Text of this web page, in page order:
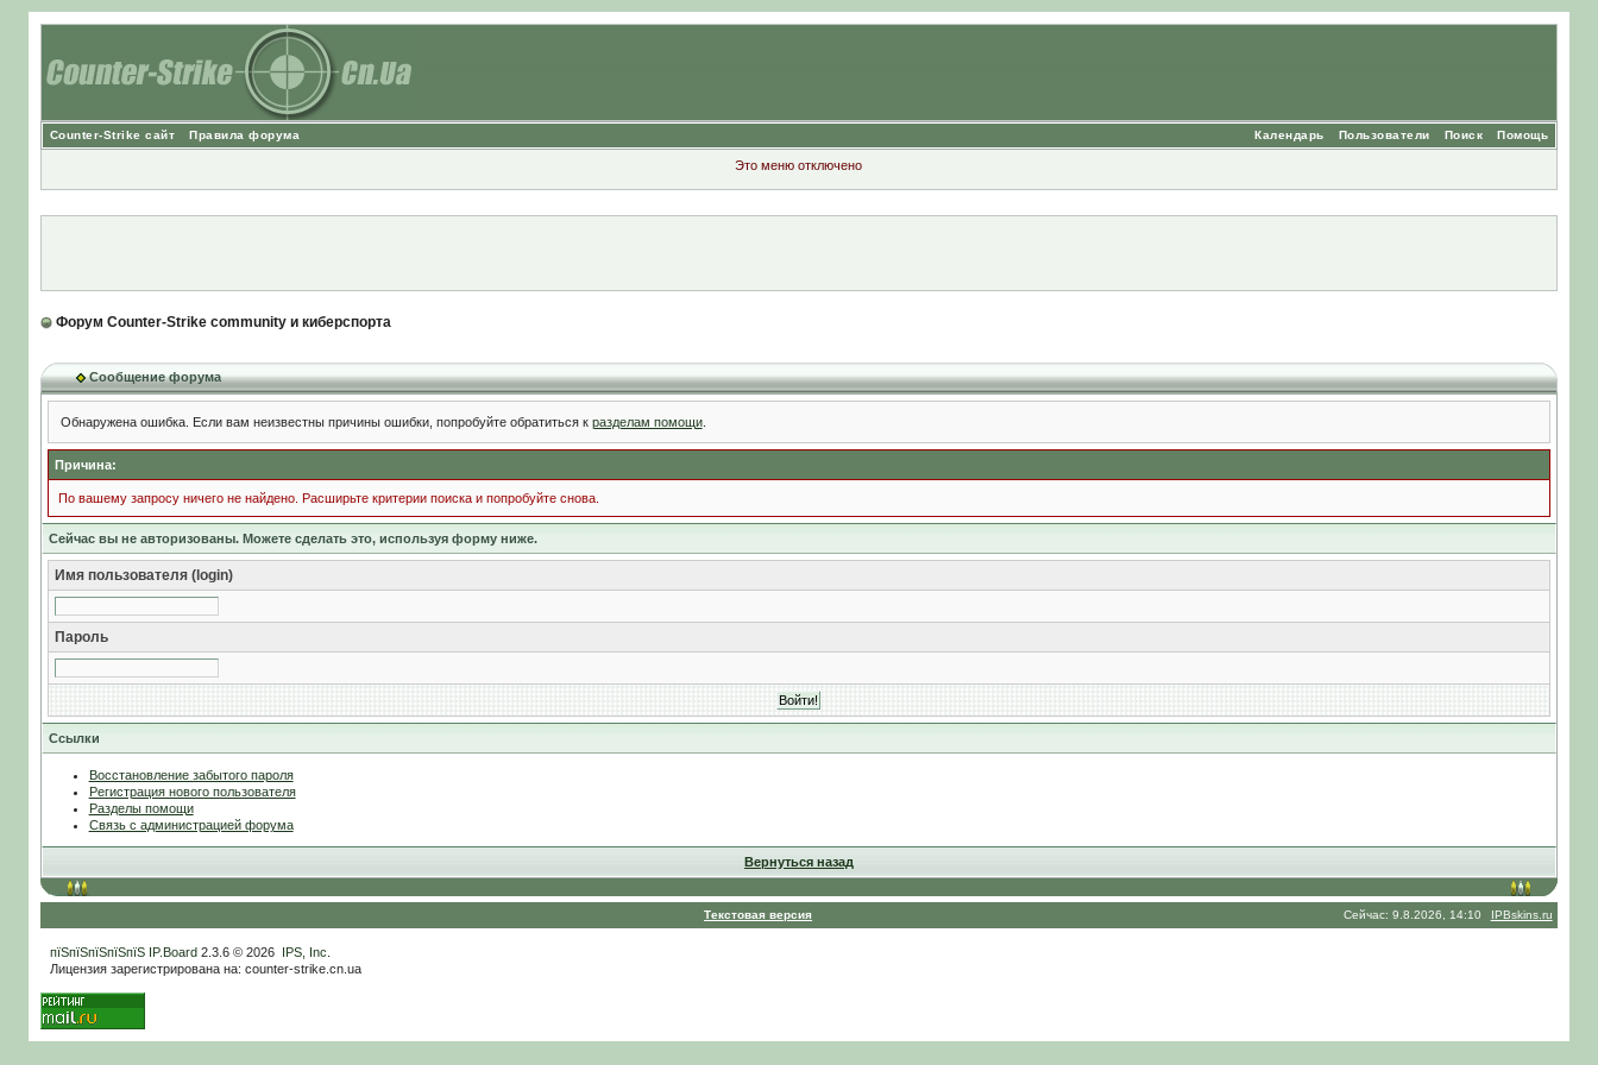
Counter-Strike сайт Правила форума Помощь
Поиск
Пользователи
Календарь
Это меню отключено
Форум Counter-Strike community и киберспорта
Сообщение форума
Обнаружена ошибка. Если вам неизвестны причины ошибки, попробуйте обратиться к разделам помощи.
Причина:
По вашему запросу ничего не найдено. Расширьте критерии поиска и попробуйте снова.
Сейчас вы не авторизованы. Можете сделать это, используя форму ниже.
Имя пользователя (login)
Пароль
Ссылки
Восстановление забытого пароля
Регистрация нового пользователя
Разделы помощи
Связь с администрацией форума
Вернуться назад
Текстовая версия Сейчас: 9.8.2026, 14:10 IPBskins.ru
пїЅпїЅпїЅпїЅпїЅ IP.Board2.3.6 © 2026 IPS, Inc
Лицензия зарегистрирована на: counter-strike.cn.ua